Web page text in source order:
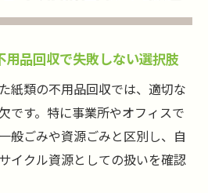
品回収で失敗しない選択肢
紙類の不用品回収では、適切な
です。特に事業所やオフィスで
般ごみや資源ごみと区別し、自
イクル資源としての扱いを確認